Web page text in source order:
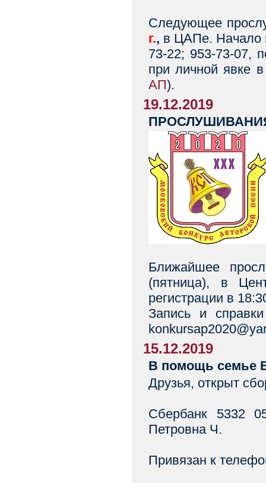
Следующее
г., в ЦАПе. Начало
73-22; 953-73-07,
при личной явке
АП).
19.12.2019
ПРОСЛУШИВАНИЯ
Ближайшее
(пятница), в
регистрации в
Запись и
15.12.2019
В помощь семье
Друзья, открыт
Сбербанк 5332
Петровна Ч.
Привязан к